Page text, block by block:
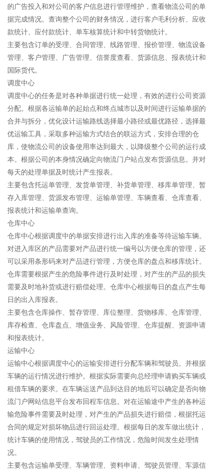
的广告投入和对公司的客户信息进行管理维护，查看物流公司的单
据完成情况。查询整个公司的财务情况，进行客户毛利分析、应收
款统计、应付款统计、单车核算统计和中转货物统计。
主要包含订单的受理、合同管理、线路管理、报价管理、物流设备
管理、客户管理、广告管理、信誉度查看、货源信息、报表统计和
国际货代。
调度中心
调度中心的任务是对各种单据进行统一处理，有效的进行公司资源
分配。根据各运输单的起始点和终点城市以及时间进行运输单据的
合并与拆分，优化设计运输路线选择最小路径或最优路径，选择最
优运输工具，采取多种运输方式结合的联运方式，安排合理的仓
库，使物流公司的设备使用率达到最大，以降级整个公司的运行成
本。根据公司的本身情况确定向物流门户站点发布货源信息。并对
每天的处理单据及时统计产生报表。
主要包含托运单管理、发货单管理、补货单管理、移库单管理、暂
存入库管理、货源发布管理、运输单管理、车辆查看、仓库查看、
报表统计和运输单查询。
仓库中心
仓库中心根据调度中的单据安排进行出入库的准备等待运输车辆。
对进入库区的产品需要对产品进行统一编号以方便仓库的管理，还
可以采用条形码来对产品进行管理，方便仓库的盘点和移库统计。
仓库需要根据产生的危险事件进行及时处理，对产生的产品的损失
需要及时地补货或进行赔偿处理。仓库中心根据每日的盘点产生每
日的出入库报表。
主要包含仓库操作、暂存管理、库位整理、货物移库、仓库管理、
库存检查、仓库盘点、增值业务、风险管理、仓库提醒、资源申请
和报表统计。
运输中心
运输中心根据调度中心的运输安排进行分配车辆和驾驶员。并根据
车辆的运行情况进行维护。根据实际需要向总经理申请购买车辆或
租借车辆的要求。在车辆运送产品到达目的地后可以确定是否向物
流门户网站信息平台发布回程车信息。对在运输途中产生的各种运
输危险事件需要及时处理，对产生的产品损失进行赔偿，根据托运
合同的规定对损坏物品进行回运处理。根据每日的发车做出统计，
统计车辆的使用情况，驾驶员的工作情况，危险时间发生处理情
况。
主要包含运输单受理、车辆管理、资料申请、驾驶员管理、车源信